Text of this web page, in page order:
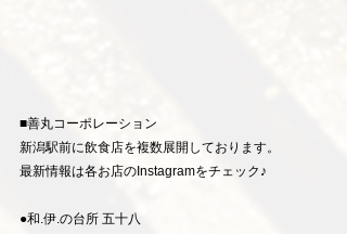
■善丸コーポレーション
新潟駅前に飲食店を複数展開しております。
最新情報は各お店のInstagramをチェック♪
●和.伊.の台所 五十八